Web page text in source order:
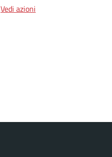
Vedi azioni